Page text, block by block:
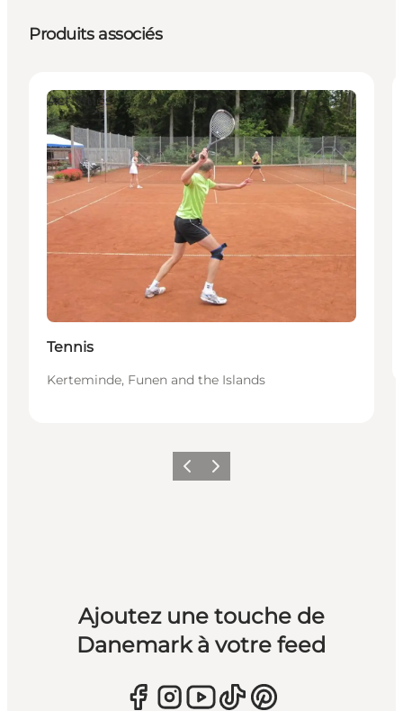
Produits associés
Activities
Tennis
Kerteminde, Funen and the Islands
PrécédentSuivant
Ajoutez une touche de
Danemark à votre feed